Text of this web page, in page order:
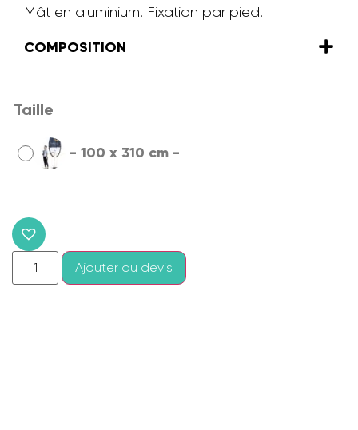
Mât en aluminium. Fixation par pied.
COMPOSITION
Taille
- 100 x 310 cm -
Ajouter au devis